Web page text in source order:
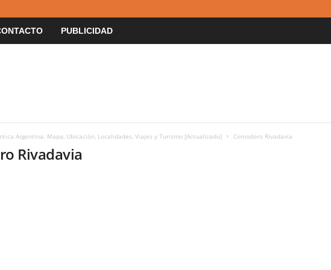
PUBLICIDAD
Argentina: Mapa, Ubicación, Localidades, Viajes y Turismo [Actualizado] Comodoro Rivadavia
Rivadavia